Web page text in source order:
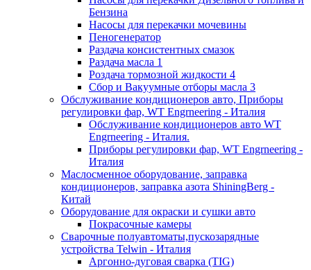
Бензина
Насосы для перекачки мочевины
Пеногенератор
Раздача консистентных смазок
Раздача масла 1
Роздача тормозной жидкости 4
Сбор и Вакуумные отборы масла 3
Обслуживание кондиционеров авто, Приборы
регулировки фар, WT Engrneering - Италия
Обслуживание кондиционеров авто WT
Engrneering - Италия.
Приборы регулировки фар, WT Engrneering -
Италия
Маслосменное оборудование, заправка
кондиционеров, заправка азота ShiningBerg -
Китай
Оборудование для окраски и сушки авто
Покрасочные камеры
Сварочные полуавтоматы,пускозарядные
устройства Telwin - Италия
Аргонно-дуговая сварка (TIG)